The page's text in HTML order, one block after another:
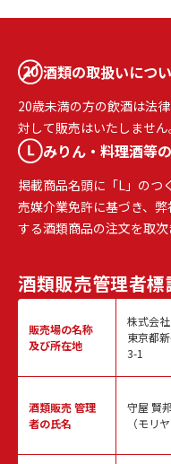
酒類の取扱いにつ
20歳未満の方の飲酒は法
対して販売はいたしません
みりん・料理酒等
掲載商品名頭に「L」のつ
売媒介業免許に基づき、
する酒類商品の注文を取次
酒類販売管理者標
販売場の名称
及び所在地
酒類販売管理
者の氏名
株式会
東京都
3-1
守屋 賢邦
（モリ